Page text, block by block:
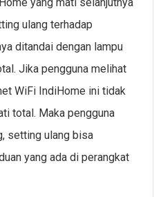
ulang terhadap
ditandai dengan lampu
Jika pengguna melihat
WiFi IndiHome ini tidak
total. Maka pengguna
setting ulang bisa
yang ada di perangkat